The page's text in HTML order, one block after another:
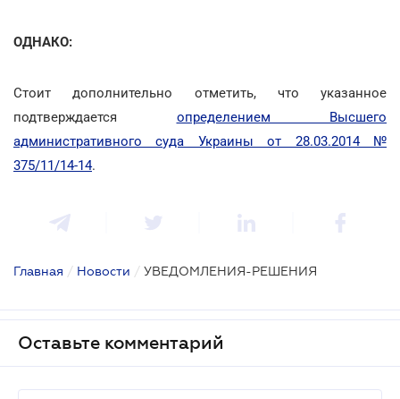
ОДНАКО:
Стоит дополнительно отметить, что указанное
подтверждается определением Высшего
административного суда Украины от 28.03.2014 №
375/11/14-14.
Главная / Новости / УВЕДОМЛЕНИЯ-РЕШЕНИЯ
Оставьте комментарий